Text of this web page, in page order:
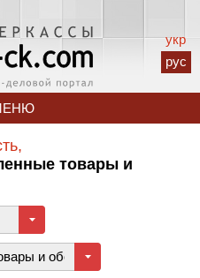
укр
рус
товары и
и оборудование